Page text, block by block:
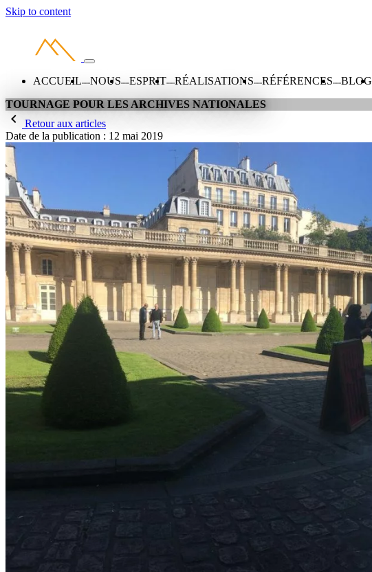
Skip to content
ACCUEIL NOUS ESPRIT RÉALISATIONS RÉFÉRENCES BLOG
TOURNAGE POUR LES ARCHIVES NATIONALES
Retour aux articles
Date de la publication : 12 mai 2019